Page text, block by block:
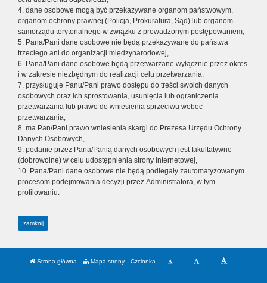
4. dane osobowe mogą być przekazywane organom państwowym,
organom ochrony prawnej (Policja, Prokuratura, Sąd) lub organom
samorządu terytorialnego w związku z prowadzonym postępowaniem,
5. Pana/Pani dane osobowe nie będą przekazywane do państwa
trzeciego ani do organizacji międzynarodowej,
6. Pana/Pani dane osobowe będą przetwarzane wyłącznie przez okres
i w zakresie niezbędnym do realizacji celu przetwarzania,
7. przysługuje Panu/Pani prawo dostępu do treści swoich danych
osobowych oraz ich sprostowania, usunięcia lub ograniczenia
przetwarzania lub prawo do wniesienia sprzeciwu wobec
przetwarzania,
8. ma Pan/Pani prawo wniesienia skargi do Prezesa Urzędu Ochrony
Danych Osobowych,
9. podanie przez Pana/Panią danych osobowych jest fakultatywne
(dobrowolne) w celu udostępnienia strony internetowej,
10. Pana/Pani dane osobowe nie będą podlegały zautomatyzowanym
procesom podejmowania decyzji przez Administratora, w tym
profilowaniu.
zamknij
Strona główna Mapa strony Czcionka